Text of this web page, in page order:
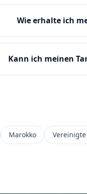
Wie erhalte ich
Kann ich meinen
Marokko